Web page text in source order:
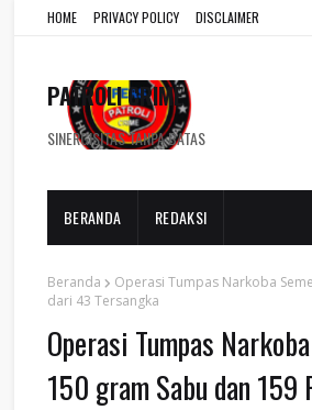
HOME PRIVACY POLICY DISCLAIMER
PATROLI CRIME
SINERGISITAS TANPA BATAS
BERANDA REDAKSI
Beranda
Operasi Tumpas Narkoba
dari 43 Tersangka
Operasi Tumpas
150 gram Sabu dan